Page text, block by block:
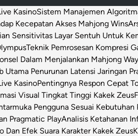
KasinoSistem Manajemen
Kecepatan Akses Mahjong Wins
Sensitivitas Layar Sentuh Untuk
Teknik Pemrosesan Kompresi
Dalam Menjalankan Mahjong
Utama Penurunan Latensi Jaringan
KasinoPentingnya Respon Cepat
Visual Tingkat Tinggi Kakek Zeus
Pengguna Sesuai Kebutuhan
Pragmatic PlayAnalisis Ketahanan
Dan Efek Suara Karakter Kakek Zeus